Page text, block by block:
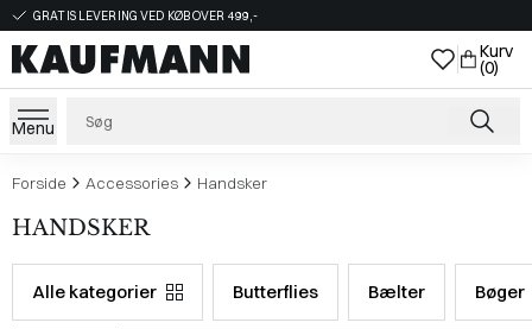
GRATIS LEVERING VED KØB OVER 499,-
Kurv
(0)
Menu
Forside Accessories Handsker
HANDSKER
Alle kategorier Butterflies Bælter Bøger